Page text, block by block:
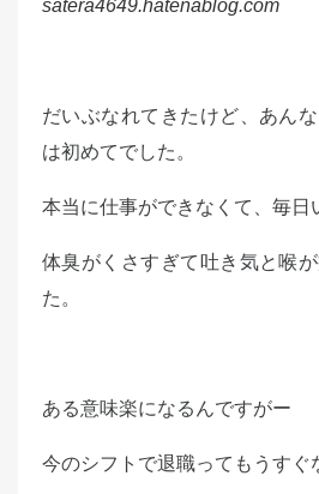
satera4649.hatenablog.com
だいぶなれてきたけど、あん
は初めてでした。
本当に仕事ができなくて、毎日
体臭がくさすぎて吐き気と喉
た。
ある意味楽になるんですがー
今のシフトで退職ってもうすぐ